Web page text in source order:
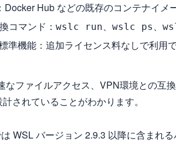
Docker Hub などの既存のコンテナイメ
コマンド： wslc run wslc ps
準機能：追加ライセンス料なしで利用
なファイルアクセス、VPN環境との互
されていることがわかります。
WSL バージョン 2.9.3 以降に含まれ